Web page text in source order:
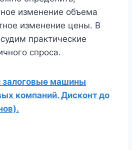
изменение объема
изменение цены. В
практические
спроса.
залоговые машины
компаний. Дисконт до